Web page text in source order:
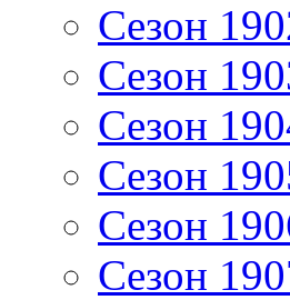
Сезон
Сезон
Сезон
Сезон
Сезон
Сезон